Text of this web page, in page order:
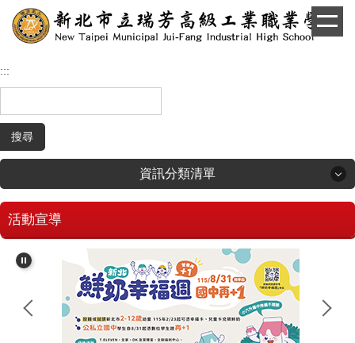
跳
到
內
:::
搜尋
資訊分類清單
回首頁
學生和家長專區
招生專區
活動宣導